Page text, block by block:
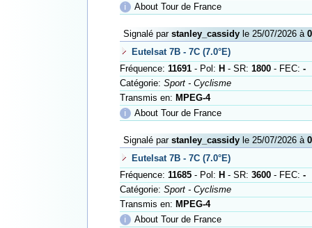
ℹ
About Tour de France
Signalé par stanley_cassidyle 25/07/2026 à
Eutelsat 7B - 7C (7.0°E)
Fréquence: 11691- Pol: H - SR: 1800- FEC: -
Catégorie: Sport - Cyclisme
Transmis en: MPEG-4
ℹ
About Tour de France
Signalé par stanley_cassidyle 25/07/2026 à
Eutelsat 7B - 7C (7.0°E)
Fréquence: 11685- Pol: H - SR: 3600- FEC: -
Catégorie: Sport - Cyclisme
Transmis en: MPEG-4
ℹ
About Tour de France